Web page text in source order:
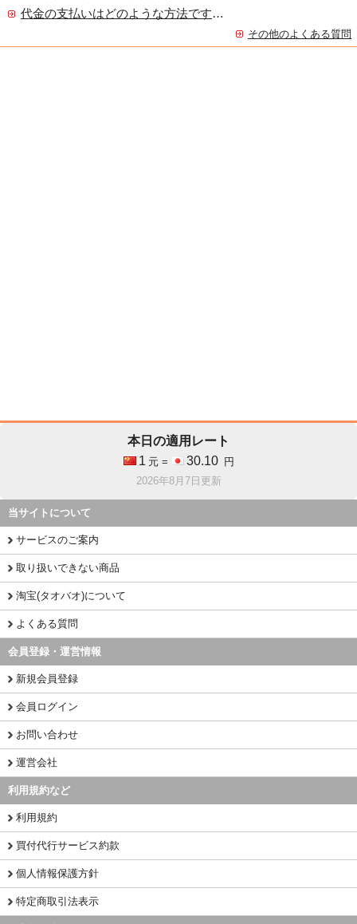
代金の支払いはどのような方法ですか？
その他のよくある質問
本日の適用レート
1 元 = 30.10
円
2026年8月7日更新
当サイトについて
サービスのご案内
取り扱いできない商品
淘宝(タオバオ)について
よくある質問
会員登録・運営情報
新規会員登録
会員ログイン
お問い合わせ
運営会社
利用規約など
利用規約
買付代行サービス約款
個人情報保護方針
特定商取引法表示